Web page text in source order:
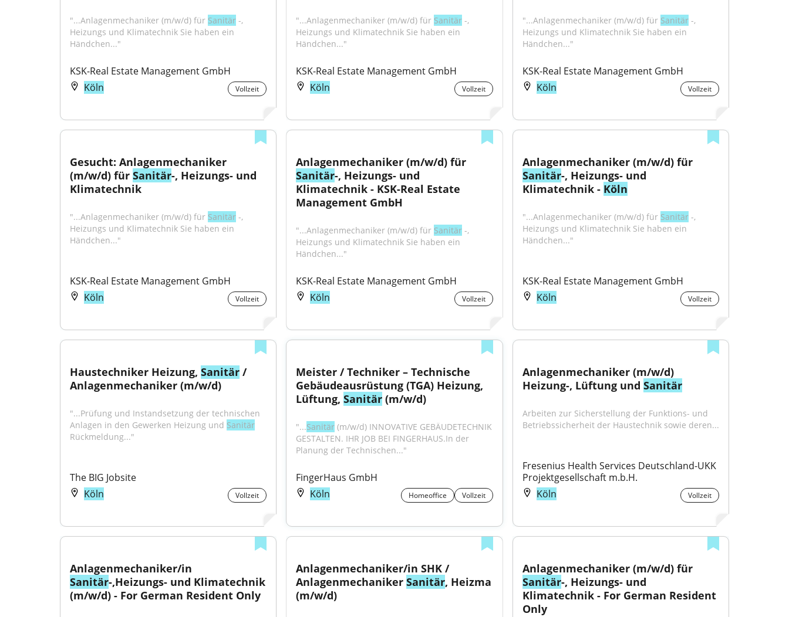
"...Anlagenmechaniker (m/w/d) für Sanitär -,
Heizungs und Klimatechnik Sie haben ein
Händchen..."
KSK-Real Estate Management GmbH
Köln
Vollzeit
"...Anlagenmechaniker (m/w/d) für Sanitär -,
Heizungs und Klimatechnik Sie haben ein
Händchen..."
KSK-Real Estate Management GmbH
Köln
Vollzeit
"...Anlagenmechaniker (m/w/d) für Sanitär -,
Heizungs und Klimatechnik Sie haben ein
Händchen..."
KSK-Real Estate Management GmbH
Köln
Vollzeit
Gesucht: Anlagenmechaniker
(m/w/d) für Sanitär-, Heizungs- und
Klimatechnik
"...Anlagenmechaniker (m/w/d) für Sanitär -,
Heizungs und Klimatechnik Sie haben ein
Händchen..."
KSK-Real Estate Management GmbH
Köln
Vollzeit
Sanitär-, Heizungs- und
Klimatechnik - KSK-Real Estate
Management GmbH
"...Anlagenmechaniker (m/w/d) für Sanitär -,
Heizungs und Klimatechnik Sie haben ein
Händchen..."
KSK-Real Estate Management GmbH
Köln
Vollzeit
Anlagenmechaniker (m/w/d) für
Sanitär-, Heizungs- und
Klimatechnik - Köln
"...Anlagenmechaniker (m/w/d) für Sanitär -,
Heizungs und Klimatechnik Sie haben ein
Händchen..."
KSK-Real Estate Management GmbH
Köln
Vollzeit
Haustechniker Heizung, Sanitär /
Anlagenmechaniker (m/w/d)
"...Prüfung und Instandsetzung der technischen
Anlagen in den Gewerken Heizung und Sanitär
Rückmeldung..."
The BIG Jobsite
Köln
Vollzeit
Meister / Techniker – Technische
Gebäudeausrüstung (TGA) Heizung,
Lüftung, Sanitär (m/w/d)
"...Sanitär (m/w/d) INNOVATIVE GEBÄUDETECHNIK
GESTALTEN. IHR JOB BEI FINGERHAUS.In der
Planung der Technischen..."
FingerHaus GmbH
Köln
Homeoffice Vollzeit
Anlagenmechaniker (m/w/d)
Heizung-, Lüftung und Sanitär
Arbeiten zur Sicherstellung der Funktions- und
Betriebssicherheit der Haustechnik sowie deren...
Fresenius Health Services Deutschland-UKK
Projektgesellschaft m.b.H.
Köln
Vollzeit
Sanitär-,Heizungs- und Klimatechnik
(m/w/d) - For German Resident Only
Anlagenmechaniker/in SHK /
Anlagenmechaniker Sanitär, Heizma
(m/w/d)
Anlagenmechaniker (m/w/d) für
Sanitär-, Heizungs- und
Klimatechnik - For German Resident
Only